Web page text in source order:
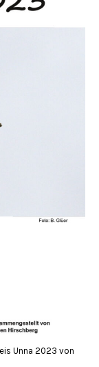
Unna 2023 von